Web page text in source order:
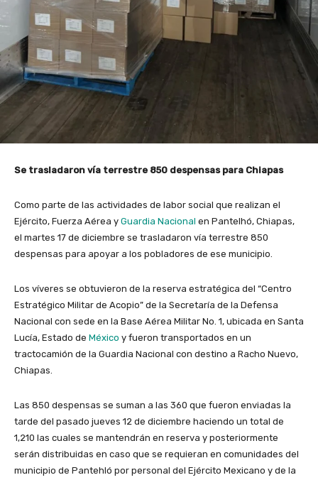
Se trasladaron vía terrestre 850 despensas para Chiapas
Como parte de las actividades de labor social que realizan el
Ejército, Fuerza Aérea y Guardia Nacional en Pantelhó, Chiapas,
el martes 17 de diciembre se trasladaron vía terrestre 850
despensas para apoyar a los pobladores de ese municipio.
Los víveres se obtuvieron de la reserva estratégica del “Centro
Estratégico Militar de Acopio” de la Secretaría de la Defensa
Nacional con sede en la Base Aérea Militar No. 1, ubicada en Santa
Lucía, Estado de México y fueron transportados en un
tractocamión de la Guardia Nacional con destino a Racho Nuevo,
Chiapas.
Las 850 despensas se suman a las 360 que fueron enviadas la
tarde del pasado jueves 12 de diciembre haciendo un total de
1,210 las cuales se mantendrán en reserva y posteriormente
serán distribuidas en caso que se requieran en comunidades del
municipio de Pantehló por personal del Ejército Mexicano y de la